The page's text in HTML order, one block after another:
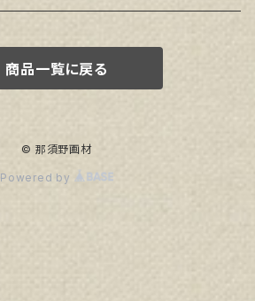
商品一覧に戻る
© 那須野画材
Powered by